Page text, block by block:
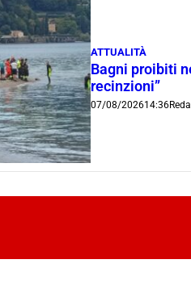
ATTUALITÀ
Bagni proibiti
recinzioni”
07/08/202614:36